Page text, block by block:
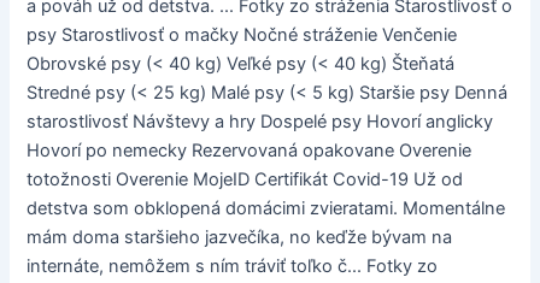
a pováh už od detstva. ... Fotky zo stráženia Starostlivosť o
psy Starostlivosť o mačky Nočné stráženie Venčenie
Obrovské psy (< 40 kg) Veľké psy (< 40 kg) Šteňatá
Stredné psy (< 25 kg) Malé psy (< 5 kg) Staršie psy Denná
starostlivosť Návštevy a hry Dospelé psy Hovorí anglicky
Hovorí po nemecky Rezervovaná opakovane Overenie
totožnosti Overenie MojeID Certifikát Covid-19 Už od
detstva som obklopená domácimi zvieratami. Momentálne
mám doma staršieho jazvečíka, no keďže bývam na
internáte, nemôžem s ním tráviť toľko č... Fotky zo